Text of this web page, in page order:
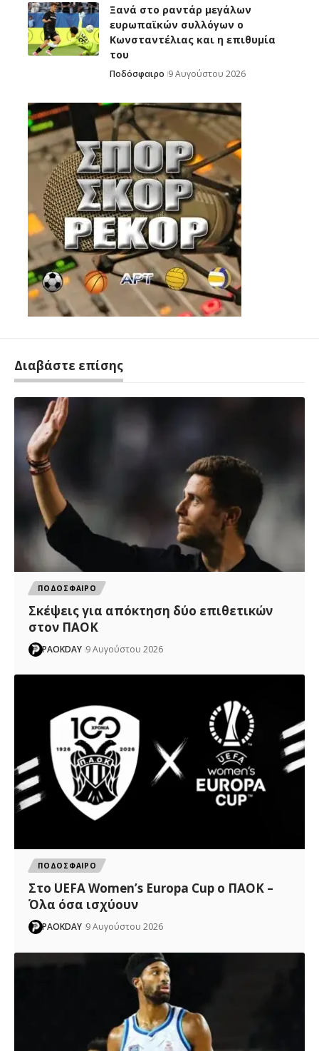
Ξανά στο ραντάρ μεγάλων
ευρωπαϊκών συλλόγων ο
Κωνσταντέλιας και η επιθυμία
του
Ποδόσφαιρο 9 Αυγούστου 2026
Διαβάστε επίσης
ΠΟΔΟΣΦΑΙΡΟ
Σκέψεις για απόκτηση δύο επιθετικών
στον ΠΑΟΚ
PAOKDAY 9 Αυγούστου 2026
ΠΟΔΟΣΦΑΙΡΟ
Στο UEFA Women’s Europa Cup ο ΠΑΟΚ –
Όλα όσα ισχύουν
PAOKDAY 9 Αυγούστου 2026